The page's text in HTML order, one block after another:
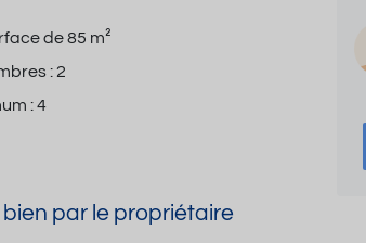
de85 m²
:2
:4
par le propriétaire